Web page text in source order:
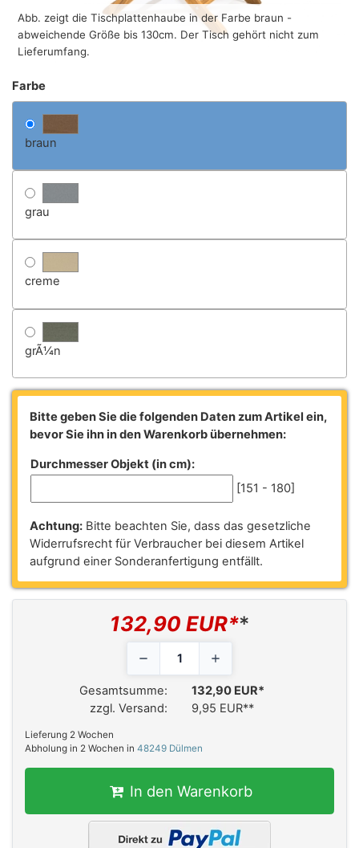
Abb. zeigt die Tischplattenhaube in der Farbe braun -
abweichende Größe bis 130cm. Der Tisch gehört nicht zum
Lieferumfang.
Farbe
braun
grau
creme
grÃ¼n
Bitte geben Sie die folgenden Daten zum Artikel ein,
bevor Sie ihn in den Warenkorb übernehmen:
Durchmesser Objekt (in cm):
[151 - 180]
Achtung:Bitte beachten Sie, dass das gesetzliche
Widerrufsrecht für Verbraucher bei diesem Artikel
aufgrund einer Sonderanfertigung entfällt.
132,90 EUR**
Gesamtsumme:
132,90 EUR*
zzgl. Versand:
9,95 EUR**
Lieferung 2 Wochen
Abholung in 2 Wochen in 48249 Dülmen
In den Warenkorb